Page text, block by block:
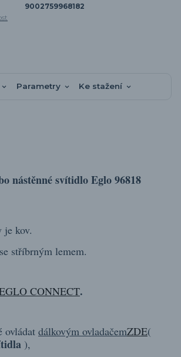
9002759968182
Parametry Ke stažení
nástěnné svítidlo Eglo 96818
kov.
stříbrným lemem.
CONNECT.
ovládat dálkovým ovladačemZDE(
),